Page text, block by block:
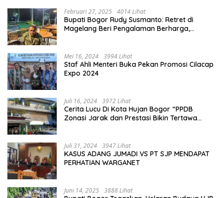
Februari 27, 2025 4014 Lihat
Bupati Bogor Rudy Susmanto: Retret di
Magelang Beri Pengalaman Berharga,
Mei 16, 2024 3994 Lihat
Staf Ahli Menteri Buka Pekan Promosi Cilacap
Expo 2024
Juli 16, 2024 3972 Lihat
Cerita Lucu Di Kota Hujan Bogor “PPDB
Zonasi Jarak dan Prestasi Bikin Tertawa
Juli 31, 2024 3947 Lihat
KASUS ADANG JUMADI VS PT SJP MENDAPAT
PERHATIAN WARGANET
Juni 14, 2025 3888 Lihat